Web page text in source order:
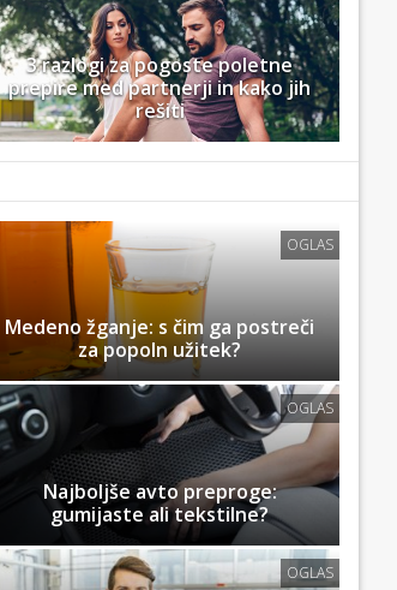
3 razlogi za pogoste poletne
prepire med partnerji in kako jih
rešiti
OGLAS
Medeno žganje: s čim ga postreči
za popoln užitek?
OGLAS
Najboljše avto preproge:
gumijaste ali tekstilne?
OGLAS